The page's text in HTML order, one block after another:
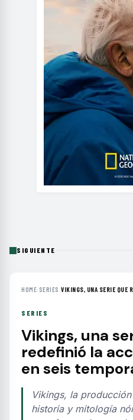
SIGUIENTE
HOME› SERIES ›VIKINGS, UNA SERIE QUE
SERIES
Vikings, una
redefinió la
en seis
Vikings, la
historia y mitología